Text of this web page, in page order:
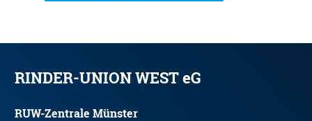
RINDER-UNION WEST eG
RUW-Zentrale Münster